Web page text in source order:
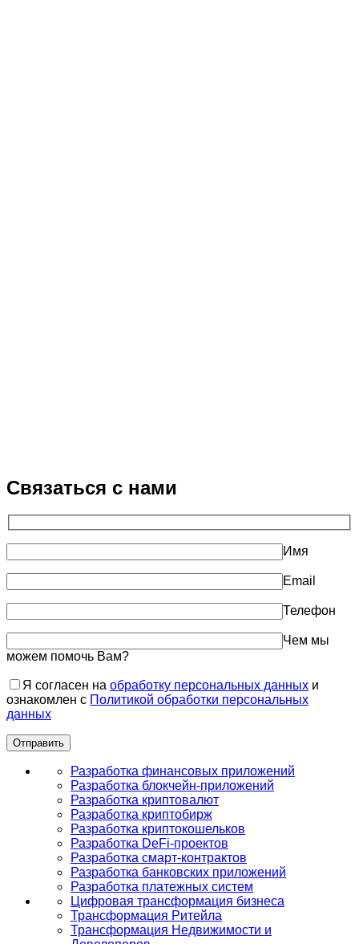
Связаться с нами
Имя
Email
Телефон
Чем мы
можем помочь Вам?
Я согласен на обработку персональных данных и
ознакомлен с Политикой обработки персональных
данных
Разработка финансовых приложений
Разработка блокчейн-приложений
Разработка криптовалют
Разработка криптобирж
Разработка криптокошельков
Разработка DeFi-проектов
Разработка смарт-контрактов
Разработка банковских приложений
Разработка платежных систем
Цифровая трансформация бизнеса
Трансформация Ритейла
Трансформация Недвижимости и